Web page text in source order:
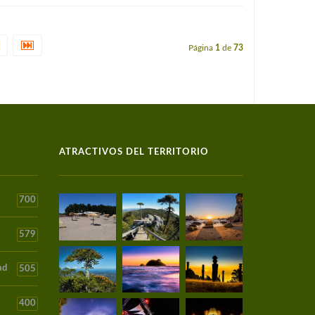
Página 1 de 73
700
579
505
400
ATRACTIVOS DEL TERRITORIO